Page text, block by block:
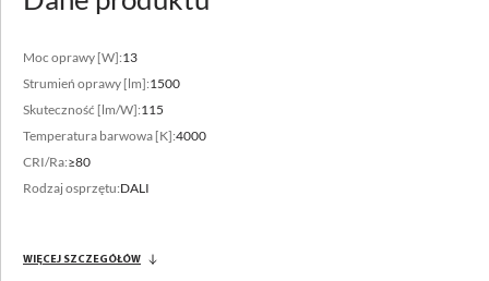
Moc oprawy [W]:13
Strumień oprawy [lm]:1500
Skuteczność [lm/W]:115
Temperatura barwowa [K]:4000
CRI/Ra:≥80
Rodzaj osprzętu:DALI
WIĘCEJ SZCZEGÓŁÓW
Zakres strumienia świetlnego
4150 - 5000 [lm]
3000 - 4000 [K]